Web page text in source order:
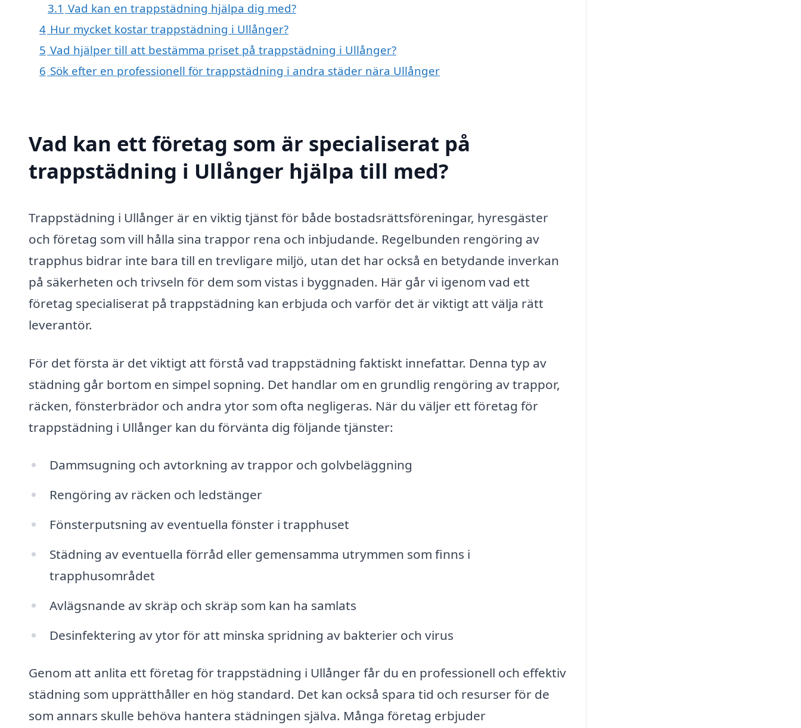
3.1 Vad kan en trappstädning hjälpa dig med?
4 Hur mycket kostar trappstädning i Ullånger?
5 Vad hjälper till att bestämma priset på trappstädning i Ullånger?
6 Sök efter en professionell för trappstädning i andra städer nära Ullånger
Vad kan ett företag som är specialiserat på
trappstädning i Ullånger hjälpa till med?
Trappstädning i Ullånger är en viktig tjänst för både bostadsrättsföreningar, hyresgäster
och företag som vill hålla sina trappor rena och inbjudande. Regelbunden rengöring av
trapphus bidrar inte bara till en trevligare miljö, utan det har också en betydande inverkan
på säkerheten och trivseln för dem som vistas i byggnaden. Här går vi igenom vad ett
företag specialiserat på trappstädning kan erbjuda och varför det är viktigt att välja rätt
leverantör.
För det första är det viktigt att förstå vad trappstädning faktiskt innefattar. Denna typ av
städning går bortom en simpel sopning. Det handlar om en grundlig rengöring av trappor,
räcken, fönsterbrädor och andra ytor som ofta negligeras. När du väljer ett företag för
trappstädning i Ullånger kan du förvänta dig följande tjänster:
Dammsugning och avtorkning av trappor och golvbeläggning
Rengöring av räcken och ledstänger
Fönsterputsning av eventuella fönster i trapphuset
Städning av eventuella förråd eller gemensamma utrymmen som finns i
trapphusområdet
Avlägsnande av skräp och skräp som kan ha samlats
Desinfektering av ytor för att minska spridning av bakterier och virus
Genom att anlita ett företag för trappstädning i Ullånger får du en professionell och effektiv
städning som upprätthåller en hög standard. Det kan också spara tid och resurser för de
som annars skulle behöva hantera städningen själva. Många företag erbjuder